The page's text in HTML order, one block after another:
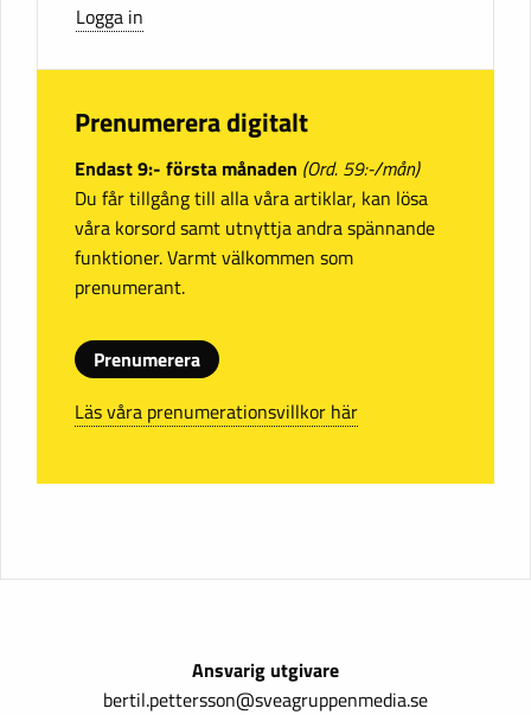
Logga in
Prenumerera digitalt
Endast 9:- första månaden (Ord. 59:-/mån)
Du får tillgång till alla våra artiklar, kan lösa
våra korsord samt utnyttja andra spännande
funktioner. Varmt välkommen som
prenumerant.
Prenumerera
Läs våra prenumerationsvillkor här
Ansvarig utgivare
bertil.pettersson@sveagruppenmedia.se